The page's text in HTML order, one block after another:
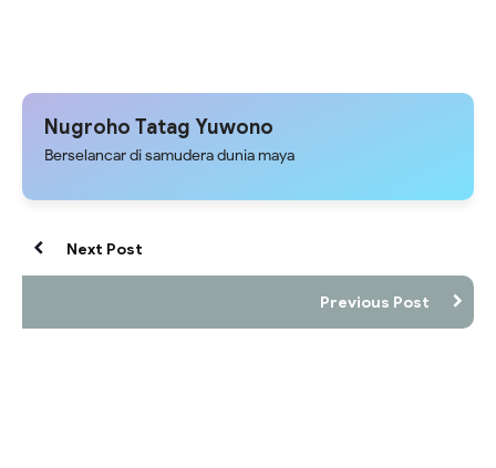
Nugroho Tatag Yuwono
Berselancar di samudera dunia maya
Next Post
Previous Post